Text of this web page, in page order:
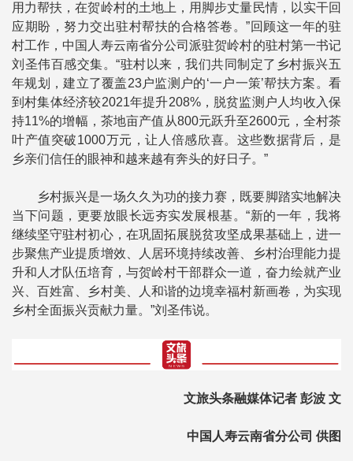
用力帮扶，在贺岭村的土地上，用脚步丈量民情，以实干回
应期盼，努力交出驻村帮扶的合格答卷。”回顾这一年的驻
村工作，中国人寿云南省分公司派驻贺岭村的驻村第一书记
刘圣伟百感交集。“驻村以来，我们共同制定了乡村振兴五
年规划，建立了覆盖23户监测户的‘一户一策’帮扶方案。看
到村集体经济较2021年提升208%，脱贫监测户人均收入保
持11%的增幅，茶地亩产值从800元跃升至2600元，全村茶
叶产值突破1000万元，让人倍感欣喜。这些数据背后，是
乡亲们信任的眼神和越来越有奔头的好日子。”
乡村振兴是一场久久为功的接力赛，既要脚踏实地解决
当下问题，更要放眼长远夯实发展根基。“新的一年，我将
继续坚守驻村初心，在巩固拓展脱贫攻坚成果基础上，进一
步聚焦产业提质增效、人居环境持续改善、乡村治理能力提
升和人才队伍培育，与贺岭村干部群众一道，奋力绘就产业
兴、百姓富、乡村美、人和谐的边境幸福村新画卷，为实现
乡村全面振兴贡献力量。”刘圣伟说。
文旅头条融媒体记者 彭波 文
中国人寿云南省分公司 供图